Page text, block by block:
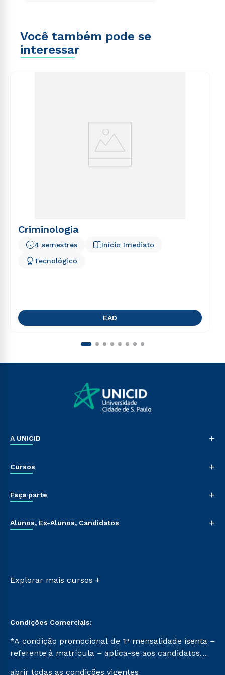
Você também pode se
interessar
Criminologia
Início Imediato
4 semestres
Tecnológico
EAD
A UNICID +
Sala de Imprensa
Sou Colaborador
Ética e Integridade
Cursos +
Pós-graduação
Cursos Livres
Faça parte +
Vestibular Redação
Vestibular Mérito
Vestibular Solidário
Alunos, Ex-Alunos, Candidatos +
Canais de Atendimento
Explorar mais cursos +
Condições Comerciais:
*A condição promocional de 1ª mensalidade isenta –
referente à matrícula – aplica-se aos candidatos
abrir todas as condições vigentes